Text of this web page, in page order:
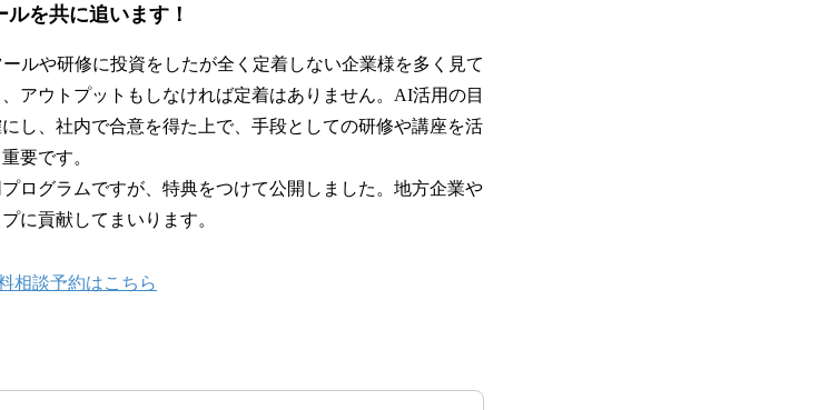
を共に追います！
ルや研修に投資をしたが全く定着しない企業様を多く見て
アウトプットもしなければ定着はありません。AI活用の目
し、社内で合意を得た上で、手段としての研修や講座を活
要です。
ログラムですが、特典をつけて公開しました。地方企業や
に貢献してまいります。
相談予約はこちら